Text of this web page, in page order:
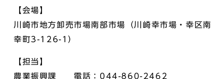
【会場】
川崎市地方卸売市場南部市場（川崎幸市場・幸区南
幸町3-126-1）
【担当】
農業振興課 電話：044-860-2462